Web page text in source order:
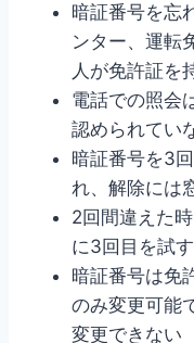
暗証番号を忘
ンター、運転
人が免許証を
電話での照会
認められてい
暗証番号を3
れ、解除には
2回間違えた
に3回目を試
暗証番号は免
のみ変更可能
変更できない